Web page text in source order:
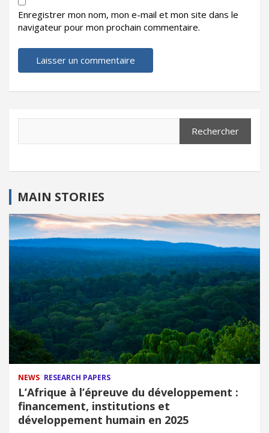
Enregistrer mon nom, mon e-mail et mon site dans le
navigateur pour mon prochain commentaire.
Rechercher
MAIN STORIES
NEWS RESEARCH PAPERS
L’Afrique à l’épreuve du développement :
financement, institutions et
développement humain en 2025